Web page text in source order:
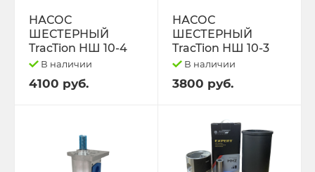
НАСОС
ШЕСТЕРНЫЙ
TracTion НШ 10-4
В наличии
4100 руб.
НАСОС
ШЕСТЕРНЫЙ
TracTion НШ 10-3
В наличии
3800 руб.
Свободный код
СЕЛЬХОЗ-МАШИНЫ